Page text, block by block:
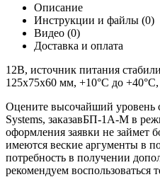
Описание
Инструкции и файлы (0)
Видео (0)
Доставка и оплата
12В, источник питания
125х75х60 мм, +10°С до
Оцените высочайший уровень
Systems, заказавБП-1А-М в
оформления заявки не займет
имеются веские аргументы в
потребность в получении
рекомендуем воспользоваться